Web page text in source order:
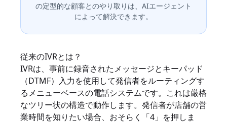
の定型的な顧客とのやり取りは、AIエージェント
によって解決できます。
従来のIVRとは？
IVRは、事前に録音されたメッセージとキーパッド
（DTMF）入力を使用して発信者をルーティングす
るメニューベースの電話システムです。これは厳格
なツリー状の構造で動作します。発信者が店舗の営
業時間を知りたい場合、おそらく「4」を押しま